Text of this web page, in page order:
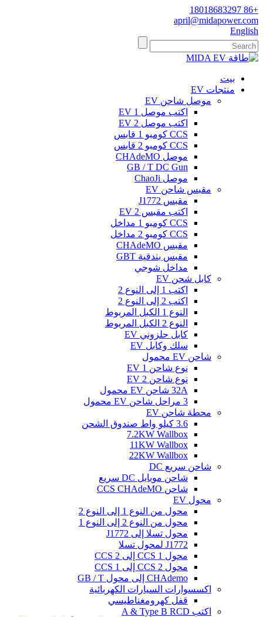
+86 18018683297
april@midapower.com
English
بيت
منتجات EV
موصل شاحن EV
اكتب موصل 1 EV
اكتب موصل 2 EV
CCS كومبو 1 قابس
CCS كومبو 2 قابس
موصل CHAdeMO
GB / T DC Gun
موصل ChaoJi
مقبس شاحن EV
مقبس J1772
اكتب مقبس EV 2
CCS كومبو 1 مداخل
CCS كومبو 2 مداخل
مقبس CHAdeMO
مقبس بندقية GBT
مداخل شوجي
كابل شحن EV
اكتب 1 إلى النوع 2
اكتب 2 إلى النوع 2
النوع 1 الكبل المربوط
النوع 2 الكبل المربوط
كابل حلزوني EV
سلك وكابل EV
شاحن EV محمول
نوع شاحن EV 1
نوع شاحن EV 2
32A شاحن EV محمول
3 مراحل شاحن EV محمول
محطة شاحن EV
3.6 كيلو واط صندوق الشحن
7.2KW Wallbox
11KW Wallbox
22KW Wallbox
شاحن سريع DC
شاحن موبايل DC سريع
شاحن CCS CHAdeMO
محول EV
محول من النوع 1 إلى النوع 2
محول من النوع 2 إلى النوع 1
محول تسلا إلى J1772
J1772 لمحول تسلا
محول CCS 1 إلى CCS 2
محول CCS 2 إلى CCS 1
CHAdemo إلى محول GB / T
اكسسوارات السيارات الكهربائية
قفل كهرومغناطيسي
اكتب A & Type B RCD